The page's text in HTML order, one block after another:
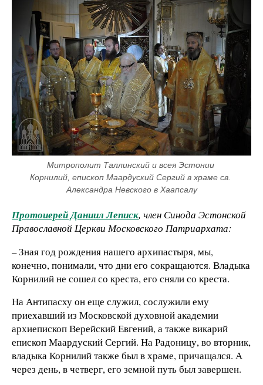
Митрополит Таллинский и всея Эстонии
Корнилий, епископ Маардуский Сергий в храме св.
Александра Невского в Хаапсалу
Протоиерей Даниил Леписк, член Синода Эстонской
Православной Церкви Московского Патриархата:
– Зная год рождения нашего архипастыря, мы,
конечно, понимали, что дни его сокращаются. Владыка
Корнилий не сошел со креста, его сняли со креста.
На Антипасху он еще служил, сослужили ему
приехавший из Московской духовной академии
архиепископ Верейский Евгений, а также викарий
епископ Маардуский Сергий. На Радоницу, во вторник,
владыка Корнилий также был в храме, причащался. А
через день, в четверг, его земной путь был завершен.